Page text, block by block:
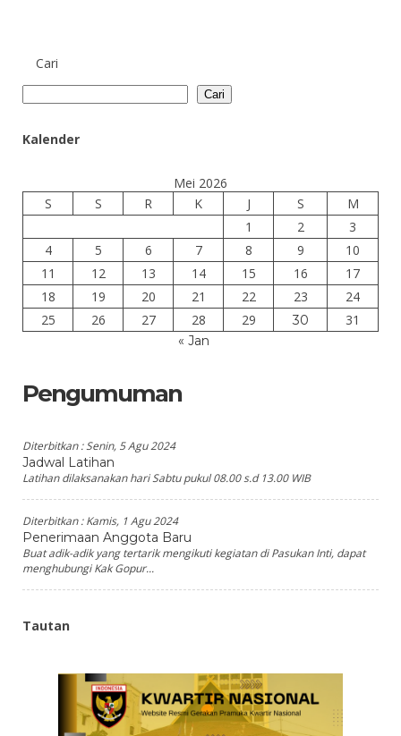
Cari
Cari
Kalender
Mei 2026
S
S R K J S
M
1
2
3
4
5 6 7 8 9
10
11
12 13 14 15 16
17
18
19 20 21 22 23
24
25
26 27 28 29 30 31
« Jan
Pengumuman
Diterbitkan :Senin, 5 Agu 2024
Jadwal Latihan
Latihan dilaksanakan hari Sabtu pukul 08.00 s.d 13.00 WIB
Diterbitkan :Kamis, 1 Agu 2024
Penerimaan Anggota Baru
Buat adik-adik yang tertarik mengikuti kegiatan di Pasukan Inti, dapat
menghubungi Kak Gopur...
Tautan